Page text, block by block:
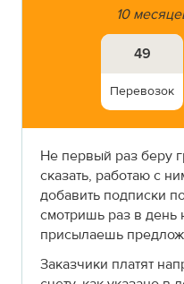
10
49
Перевозок
Не первый раз беру
сказать, работаю с
добавить подписки
смотришь раз в
присылаешь
Заказчики платят